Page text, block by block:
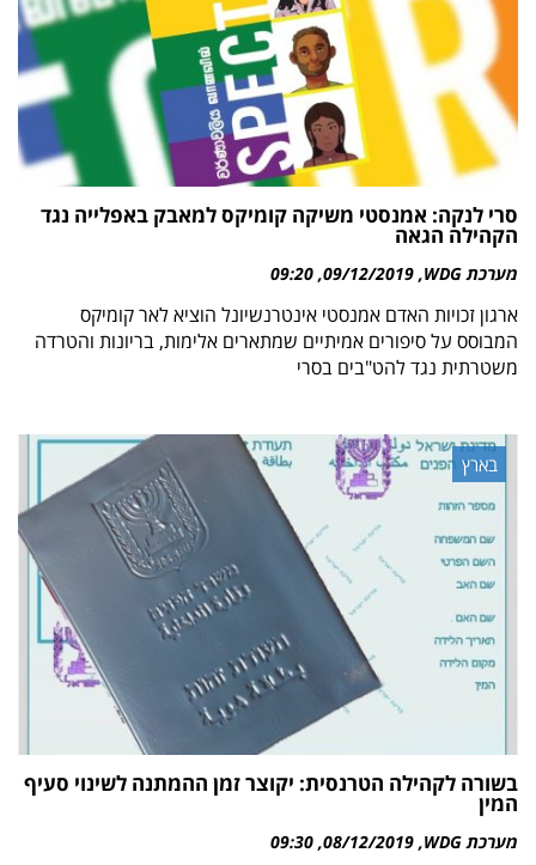
סרי לנקה: אמנסטי משיקה קומיקס למאבק באפלייה נגד
הקהילה הגאה
מערכת WDG 09/12/2019
09:20
ארגון זכויות האדם אמנסטי אינטרנשיונל הוציא לאר קומיקס
המבוסס על סיפורים אמיתיים שמתארים אלימות, בריונות והטרדה
משטרתית נגד להט"בים בסרי
בארץ
בשורה לקהילה הטרנסית: יקוצר זמן ההמתנה לשינוי סעיף
המין
מערכת WDG 08/12/2019
09:30